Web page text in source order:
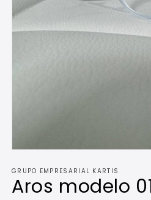
multimedia
en
GRUPO EMPRESARIAL KARTIS
Aros modelo